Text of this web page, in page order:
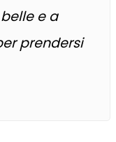
e a
prendersi